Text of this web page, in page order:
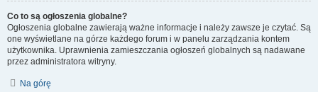
Co to są ogłoszenia globalne?
Ogłoszenia globalne zawierają ważne informacje i należy zawsze je czytać. Są
one wyświetlane na górze każdego forum i w panelu zarządzania kontem
użytkownika. Uprawnienia zamieszczania ogłoszeń globalnych są nadawane
przez administratora witryny.
Na górę